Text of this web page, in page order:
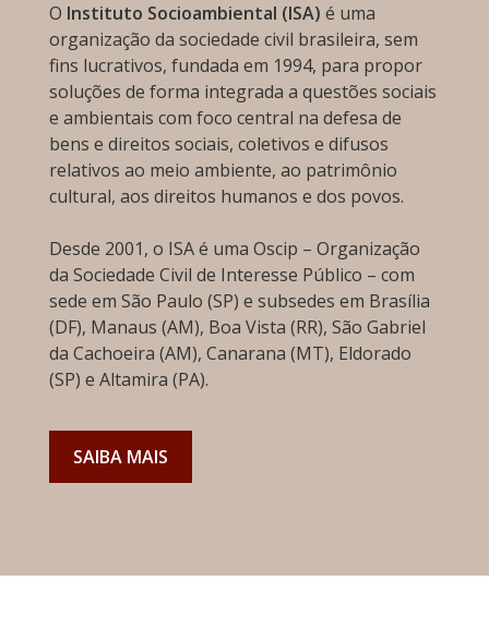
O Instituto Socioambiental (ISA) é uma
organização da sociedade civil brasileira, sem
fins lucrativos, fundada em 1994, para propor
soluções de forma integrada a questões sociais
e ambientais com foco central na defesa de
bens e direitos sociais, coletivos e difusos
relativos ao meio ambiente, ao patrimônio
cultural, aos direitos humanos e dos povos.
Desde 2001, o ISA é uma Oscip – Organização
da Sociedade Civil de Interesse Público – com
sede em São Paulo (SP) e subsedes em Brasília
(DF), Manaus (AM), Boa Vista (RR), São Gabriel
da Cachoeira (AM), Canarana (MT), Eldorado
(SP) e Altamira (PA).
SAIBA MAIS